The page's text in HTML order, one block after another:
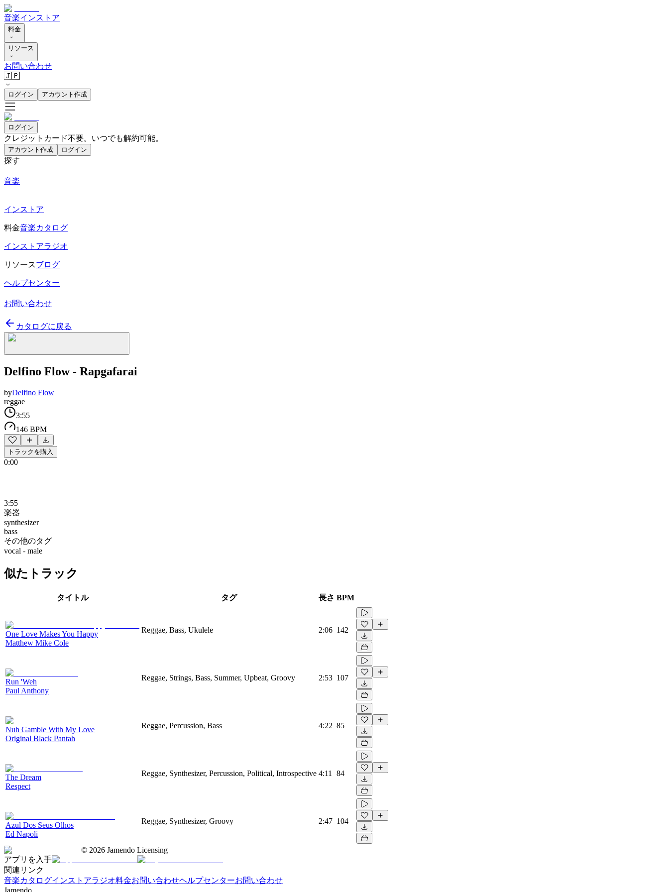
音楽インストア
料金
リソース
お問い合わせ
🇯🇵
ログイン アカウント作成
ログイン
クレジットカード不要。いつでも解約可能。
アカウント作成 ログイン
探す
音楽
インストア
料金音楽カタログ
インストアラジオ
リソースブログ
ヘルプセンター
お問い合わせ
カタログに戻る
Delfino Flow - Rapgafarai
byDelfino Flow
reggae
3:55
146 BPM
トラックを購入
0:00
3:55
楽器
synthesizer
bass
その他のタグ
vocal - male
似たトラック
タイトル タグ 長さ BPM
One Love Makes You Happy
Matthew Mike Cole
Reggae, Bass, Ukulele 2:06 142
Run 'Weh
Paul Anthony
Reggae, Strings, Bass, Summer, Upbeat, Groovy 2:53 107
Nuh Gamble With My Love
Original Black Pantah
Reggae, Percussion, Bass 4:22 85
The Dream
Respect
Reggae, Synthesizer, Percussion, Political, Introspective 4:11 84
Azul Dos Seus Olhos
Ed Napoli
Reggae, Synthesizer, Groovy 2:47 104
© 2026 Jamendo Licensing
アプリを入手
関連リンク
音楽カタログインストアラジオ料金お問い合わせヘルプセンターお問い合わせ
Jamendo